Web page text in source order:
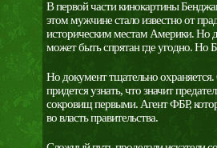
В первой части кинокартины
этом мужчине стало известно от
историческим местам Америки. Но
может быть спрятан где угодно. Но
Но документ тщательно
придется узнать, что значит
сокровищ первыми. Агент ФБР,
во власть правительства.